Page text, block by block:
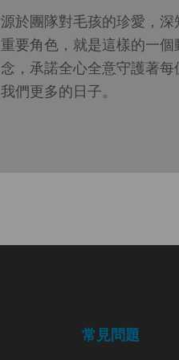
源於團隊對毛孩的珍愛，
重要角色，就是這樣的一
念，承諾全心全意守護著
我們更多的日子。
常見問題